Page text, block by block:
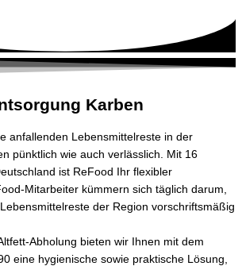
Karben
anfallenden Lebensmittelreste in der
pünktlich wie auch verlässlich. Mit 16
ist ReFood Ihr flexibler
Mitarbeiter kümmern sich täglich darum,
der Region vorschriftsmäßig
Abholung bieten wir Ihnen mit dem
eine hygienische sowie praktische Lösung,